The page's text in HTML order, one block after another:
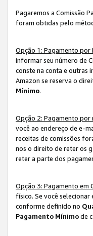
Pagaremos a Comissão
foram obtidas pelo
Opção 1: Pagamento
informar seu número de
conste na conta e outras
Amazon se reserva o
Mínimo.
Opção 2: Pagamento por
você ao endereço de e-
receitas de comissões
nos o direito de reter os
reter a parte dos
Opção 3: Pagamento em
físico. Se você
conforme definido no
Pagamento Mínimode